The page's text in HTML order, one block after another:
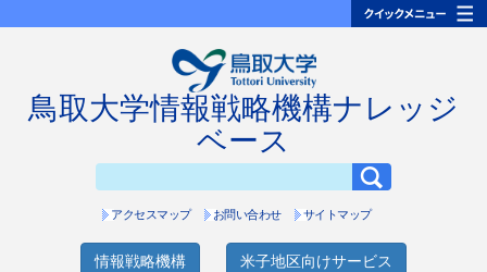
鳥取大学情報戦略機構ナレッジ
ベース
アクセスマップ お問い合わせ サイトマップ
情報戦略機構 米子地区向けサービス